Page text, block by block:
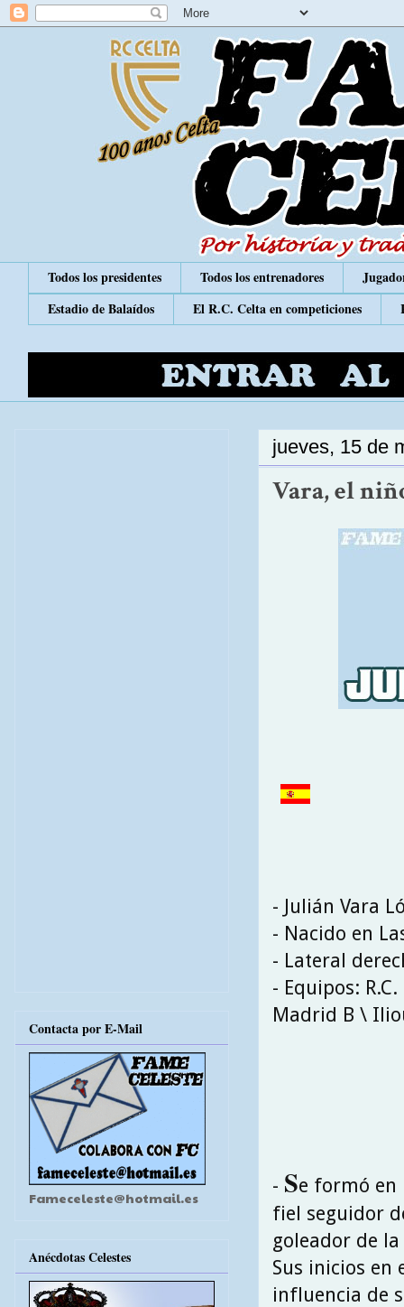
Todos los presidentes Todos los entrenadores
Estadio de Balaídos
El R.C. Celta en competiciones
jueves, 15 de
Vara, el
- Julián Vara
- Nacido en
- Lateral
- Equipos:
Madrid B \
- Se formó en
fiel seguidor
goleador de
Sus inicios en
influencia de
Contacta por E-Mail
Fameceleste@hotmail.es
Anécdotas Celestes